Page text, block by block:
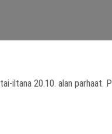
iltana 20.10. alan